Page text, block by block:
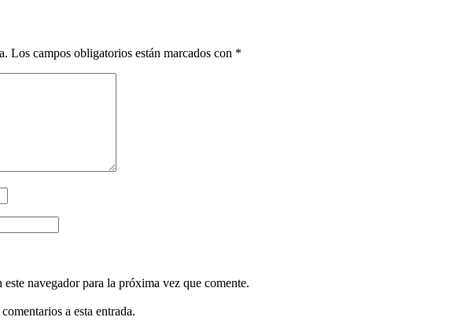
Los campos obligatorios están marcados con *
navegador para la próxima vez que comente.
a esta entrada.